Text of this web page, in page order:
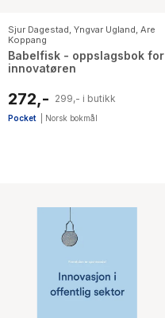
Sjur Dagestad Yngvar Ugland Are
Koppang
Babelfisk - oppslagsbok for
innovatøren
272,- 299,- i butikk
Pocket Norsk bokmål